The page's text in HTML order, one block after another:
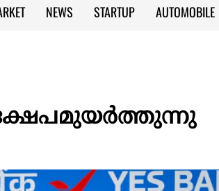
NEWS STARTUP AUTOMOBILE